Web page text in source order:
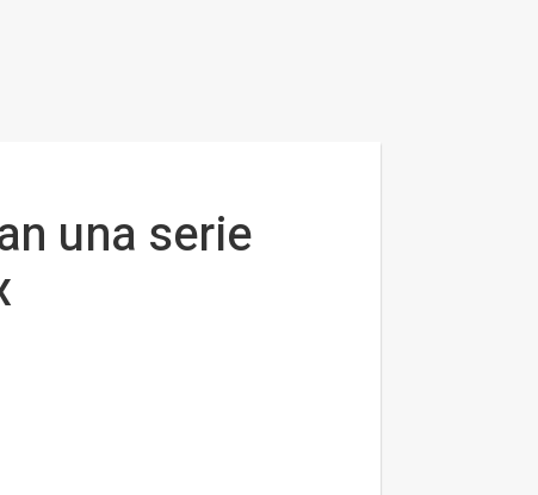
una serie